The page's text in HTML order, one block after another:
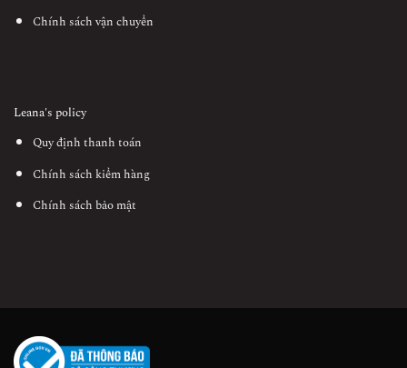
Chính sách vận chuyển
Leana's policy
Quy định thanh toán
Chính sách kiểm hàng
Chính sách bảo mật